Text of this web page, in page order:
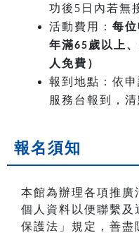
功後5日內若無
活動費用： 每
年滿65歲以上
人免費）
報到地點：依
服務台報到，
報名須知
本館為辦理各項推廣
個人資料以便聯繫及
保護法」規定，善盡